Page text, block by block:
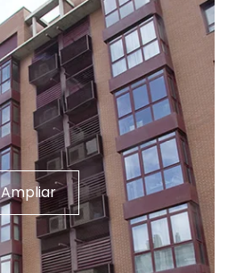
Ampliar